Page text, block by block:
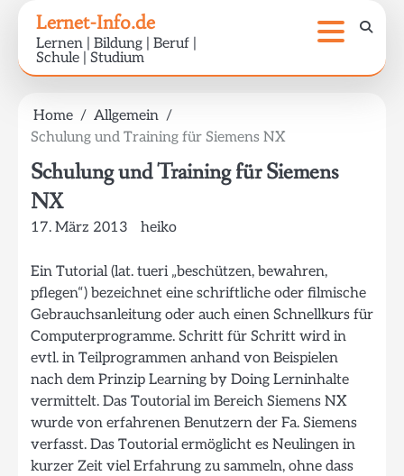
content
Lernet-Info.de
Lernen | Bildung | Beruf |
Schule | Studium
Home
Allgemein
Schulung und Training für Siemens NX
Schulung und Training für Siemens
NX
17. März 2013 heiko
Ein Tutorial (lat. tueri „beschützen, bewahren,
pflegen“) bezeichnet eine schriftliche oder filmische
Gebrauchsanleitung oder auch einen Schnellkurs für
Computerprogramme. Schritt für Schritt wird in
evtl. in Teilprogrammen anhand von Beispielen
nach dem Prinzip Learning by Doing Lerninhalte
vermittelt. Das Toutorial im Bereich Siemens NX
wurde von erfahrenen Benutzern der Fa. Siemens
verfasst. Das Toutorial ermöglicht es Neulingen in
kurzer Zeit viel Erfahrung zu sammeln, ohne dass